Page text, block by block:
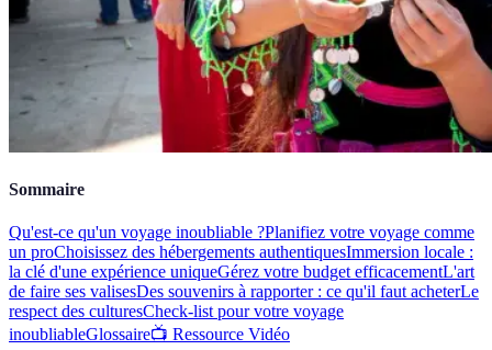
Sommaire
Qu'est-ce qu'un voyage inoubliable ?Planifiez votre voyage comme
un proChoisissez des hébergements authentiquesImmersion locale :
la clé d'une expérience uniqueGérez votre budget efficacementL'art
de faire ses valisesDes souvenirs à rapporter : ce qu'il faut acheterLe
respect des culturesCheck-list pour votre voyage
inoubliableGlossaire📺 Ressource Vidéo